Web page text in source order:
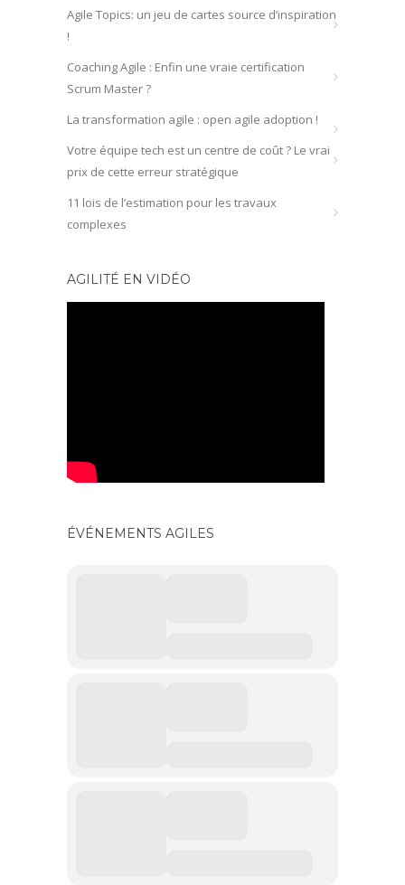
Agile Topics: un jeu de cartes source d’inspiration
!
Coaching Agile : Enfin une vraie certification
Scrum Master ?
La transformation agile : open agile adoption !
Votre équipe tech est un centre de coût ? Le vrai
prix de cette erreur stratégique
11 lois de l’estimation pour les travaux
complexes
AGILITÉ EN VIDÉO
ÉVÉNEMENTS AGILES